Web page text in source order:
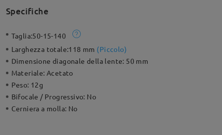
Specifiche
Taglia:50-15-140
Larghezza totale:118 mm (Piccolo)
Dimensione diagonale della lente: 50 mm
Materiale:Acetato
Peso: 12g
Bifocale / Progressivo: No
Cerniera a molla: No